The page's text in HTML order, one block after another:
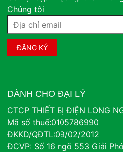
Chúng tôi
DÀNH CHO ĐẠI LÝ
CTCP THIẾT BỊ ĐIỆN LONG
Mã số thuế:0105786990
ĐKKD/QĐTL:09/02/2012
ĐCVP: Số 16 ngõ 553 Giải